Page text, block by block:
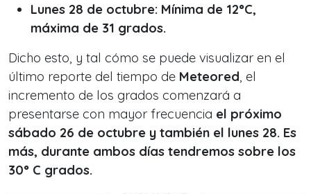
Lunes 28 de octubre: Mínima de 12°C,
máxima de 31 grados.
Dicho esto, y tal cómo se puede visualizar en el
último reporte del tiempo de Meteored, el
incremento de los grados comenzará a
presentarse con mayor frecuencia el próximo
sábado 26 de octubre y también el lunes 28. Es
más, durante ambos días tendremos sobre los
30° C grados.